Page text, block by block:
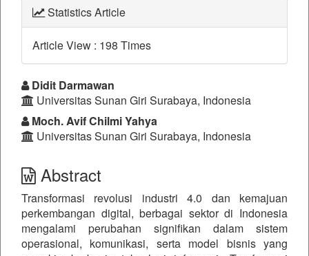
Statistics Article
Article View : 198 Times
Didit Darmawan
Universitas Sunan Giri Surabaya, Indonesia
Moch. Avif Chilmi Yahya
Universitas Sunan Giri Surabaya, Indonesia
Abstract
Transformasi revolusi industri 4.0 dan kemajuan
perkembangan digital, berbagai sektor di Indonesia
mengalami perubahan signifikan dalam sistem
operasional, komunikasi, serta model bisnis yang